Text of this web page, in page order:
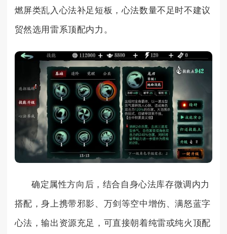
燃屏类乱入心法补足短板，心法数量不足时不建议
贸然选用雷系顶配内力。
确定属性方向后，结合自身心法库存微调内力
搭配，身上携带邪影、万剑等空中增伤、满怒蓝字
心法，输出资源充足，可直接朝着纯雷或纯火顶配